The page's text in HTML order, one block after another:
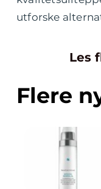
utforske
Les
Flere